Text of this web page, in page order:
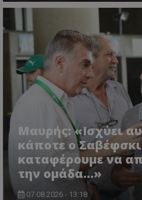
Μαυρής: «Ισχύει
κάποτε ο
καταφέρουμε να
την ομάδα…»
07.08.2026 - 13:18